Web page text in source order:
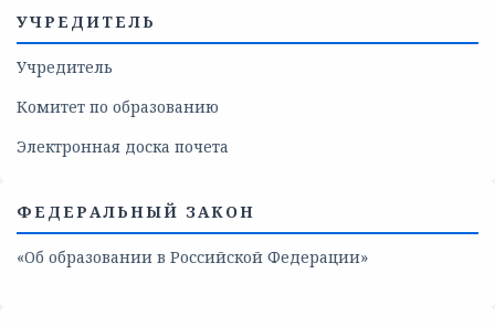
УЧРЕДИТЕЛЬ
Учредитель
Комитет по образованию
Электронная доска почета
ФЕДЕРАЛЬНЫЙ ЗАКОН
«Об образовании в Российской Федерации»